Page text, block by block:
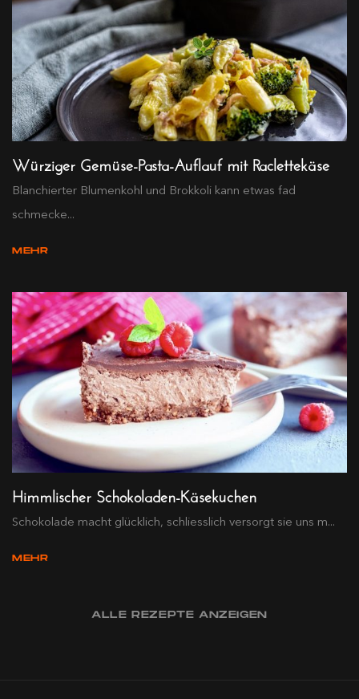
Würziger Gemüse-Pasta-Auflauf mit Raclettekäse
Blanchierter Blumenkohl und Brokkoli kann etwas fad
schmecke...
MEHR
Himmlischer Schokoladen-Käsekuchen
Schokolade macht glücklich, schliesslich versorgt sie uns m...
MEHR
ALLE REZEPTE ANZEIGEN